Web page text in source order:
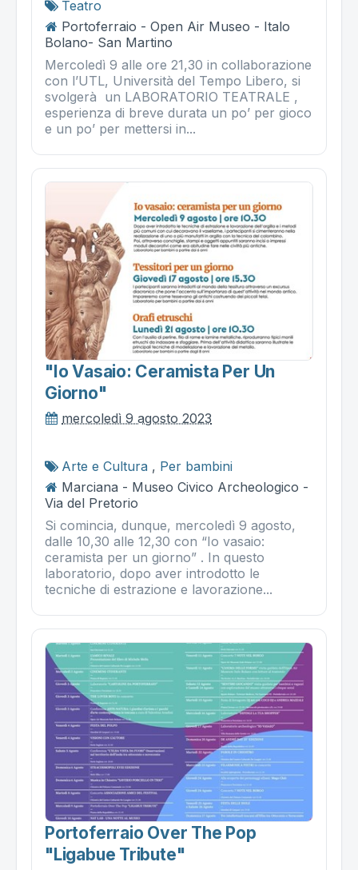
Teatro
Portoferraio - Open Air Museo - Italo
Bolano- San Martino
Mercoledì 9 alle ore 21,30 in collaborazione
con l’UTL, Università del Tempo Libero, si
svolgerà un LABORATORIO TEATRALE ,
esperienza di breve durata un po’ per gioco
e un po’ per mettersi in...
"io Vasaio: Ceramista Per Un
Giorno"
mercoledì 9 agosto 2023
Arte e Cultura , Per bambini
Marciana - Museo Civico Archeologico -
Via del Pretorio
Si comincia, dunque, mercoledì 9 agosto,
dalle 10,30 alle 12,30 con “Io vasaio:
ceramista per un giorno” . In questo
laboratorio, dopo aver introdotto le
tecniche di estrazione e lavorazione...
Portoferraio Over The Pop
"ligabue Tribute"